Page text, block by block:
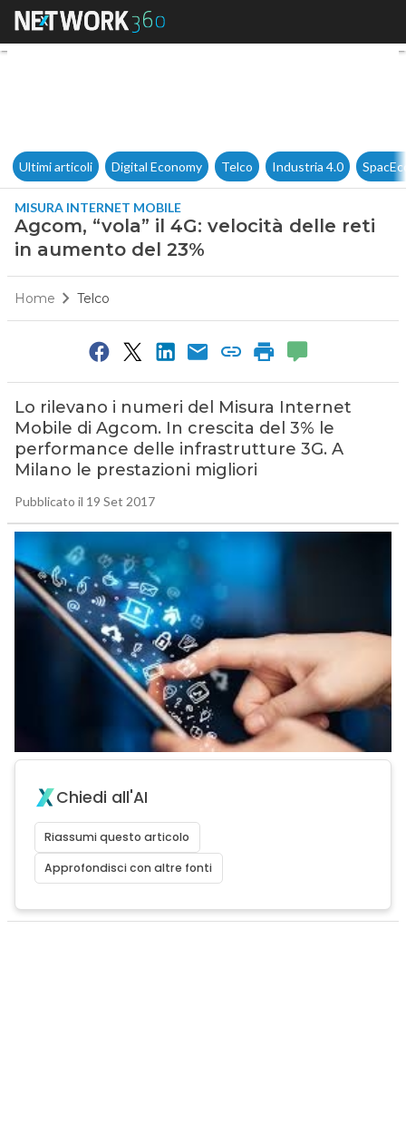
Agcom, “vola” il 4G: velocità
Ultimi articoli Digital Economy Telco Industria 4.0
MISURA INTERNET MOBILE
Agcom, “vola” il 4G: velocità delle reti
in aumento del 23%
Home Telco
Lo rilevano i numeri del Misura Internet
Mobile di Agcom. In crescita del 3% le
performance delle infrastrutture 3G. A
Milano le prestazioni migliori
Pubblicato il 19 Set 2017
Chiedi all'AI
Riassumi questo articolo
Approfondisci con altre fonti